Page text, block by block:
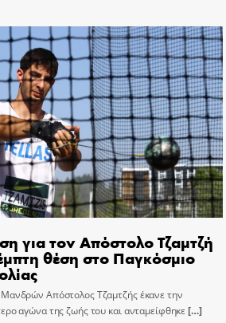
για τον Απόστολο Τζαμτζή
θέση στο Παγκόσμιο
Απόστολος Τζαμτζής έκανε την
αγώνα της ζωής του και ανταμείφθηκε[…]